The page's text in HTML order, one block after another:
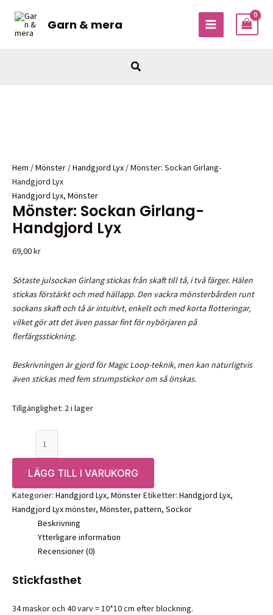
innehåll
Garn & mera
MAIN
Sök
Hem /Mönster /Handgjord Lyx / Mönster: Sockan Girlang-
Handgjord Lyx
Handgjord Lyx, Mönster
Mönster: Sockan Girlang-
Handgjord Lyx
69,00kr
Sötaste julsockan Girlang stickas från skaft till tå, i två färger. Hälen
stickas förstärkt och med hällapp. Den vackra mönsterbården runt
sockans skaft och tå är intuitivt, enkelt och med korta flotteringar,
vilket gör att det även passar fint för nybörjaren på
flerfärgsstickning.
Beskrivningen är gjord för Magic Loop-teknik, men kan naturligtvis
även stickas med fem strumpstickor om så önskas.
Tillgänglighet: 2 i lager
Handgjord
Lyx
mängd
LÄGG TILL I VARUKORG
Kategorier: Handgjord Lyx, MönsterEtiketter: Handgjord Lyx,
Handgjord Lyx mönster, Mönster, pattern, Sockor
Beskrivning
Ytterligare information
Recensioner (0)
Stickfasthet
34 maskor och 40 varv = 10*10 cm efter blockning.